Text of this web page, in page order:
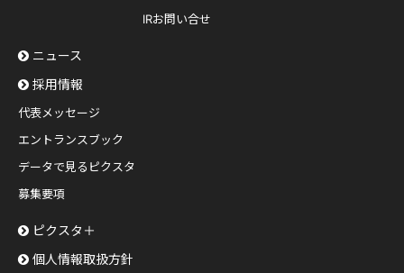
IRお問い合せ
ニュース
採用情報
代表メッセージ
エントランスブック
データで見るピクスタ
募集要項
ピクスタ＋
個人情報取扱方針